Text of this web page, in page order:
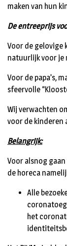
maken van hun
De entreeprijs
Voor de gelovige
natuurlijk voor je
Voor de papa’s,
sfeervolle
Wij verwachten
voor de kinderen
Belangrijk:
Voor alsnog
de horeca
Alle
het